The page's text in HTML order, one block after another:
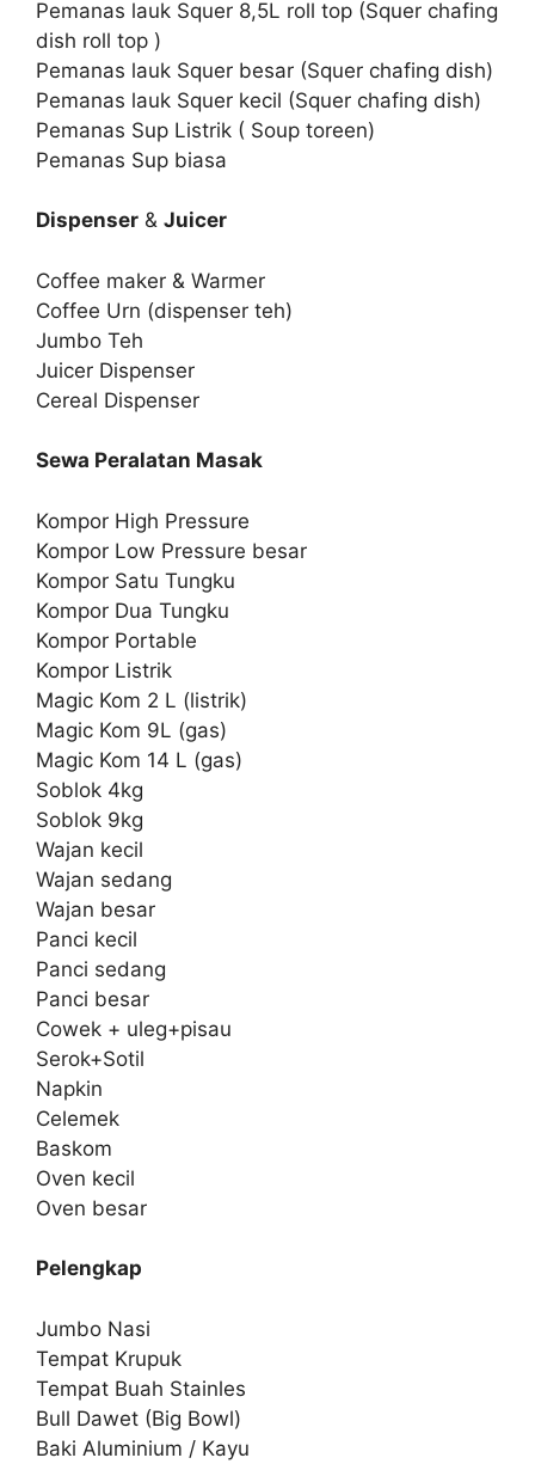
Pemanas lauk Squer 8,5L roll top (Squer chafing
dish roll top )
Pemanas lauk Squer besar (Squer chafing dish)
Pemanas lauk Squer kecil (Squer chafing dish)
Pemanas Sup Listrik ( Soup toreen)
Pemanas Sup biasa
Dispenser & Juicer
Coffee maker & Warmer
Coffee Urn (dispenser teh)
Jumbo Teh
Juicer Dispenser
Cereal Dispenser
Sewa Peralatan Masak
Kompor High Pressure
Kompor Low Pressure besar
Kompor Satu Tungku
Kompor Dua Tungku
Kompor Portable
Kompor Listrik
Magic Kom 2 L (listrik)
Magic Kom 9L (gas)
Magic Kom 14 L (gas)
Soblok 4kg
Soblok 9kg
Wajan kecil
Wajan sedang
Wajan besar
Panci kecil
Panci sedang
Panci besar
Cowek + uleg+pisau
Serok+Sotil
Napkin
Celemek
Baskom
Oven kecil
Oven besar
Pelengkap
Jumbo Nasi
Tempat Krupuk
Tempat Buah Stainles
Bull Dawet (Big Bowl)
Baki Aluminium / Kayu